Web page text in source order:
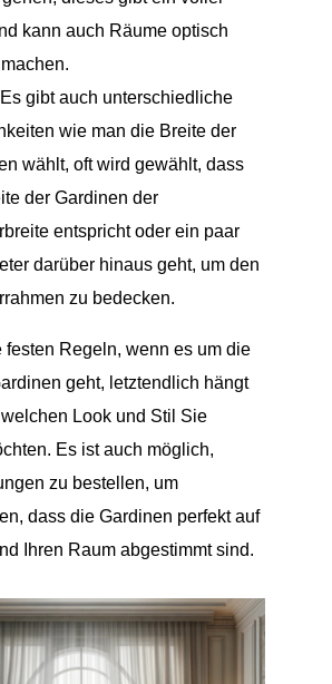
kann auch Räume optisch
gibt auch unterschiedliche
wie man die Breite der
wählt, oft wird gewählt, dass
der Gardinen der
entspricht oder ein paar
darüber hinaus geht, um den
zu bedecken.
festen Regeln, wenn es um die
geht, letztendlich hängt
Look und Stil Sie
Es ist auch möglich,
zu bestellen, um
dass die Gardinen perfekt auf
Ihren Raum abgestimmt sind.